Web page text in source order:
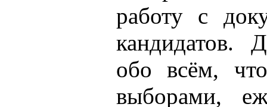
работу с
кандидатов.
обо всём,
выборами,